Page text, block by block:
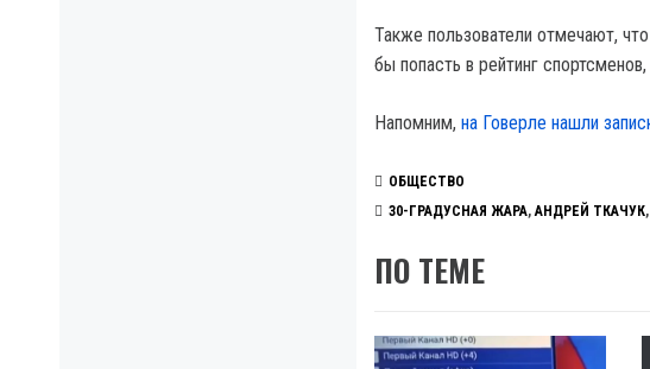
Также пользователи отмечают,
бы попасть в рейтинг
Напомним, на Говерле нашли
ОБЩЕСТВО
30-ГРАДУСНАЯ ЖАРА,АНДРЕЙ ТКАЧУК,
ПО ТЕМЕ